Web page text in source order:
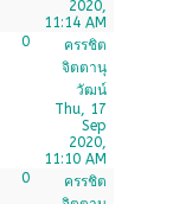
2020,
11:14 AM
0
ครรชิต
จิตตานุ
วัฒน์
Thu, 17
Sep
2020,
11:10 AM
0
ครรชิต